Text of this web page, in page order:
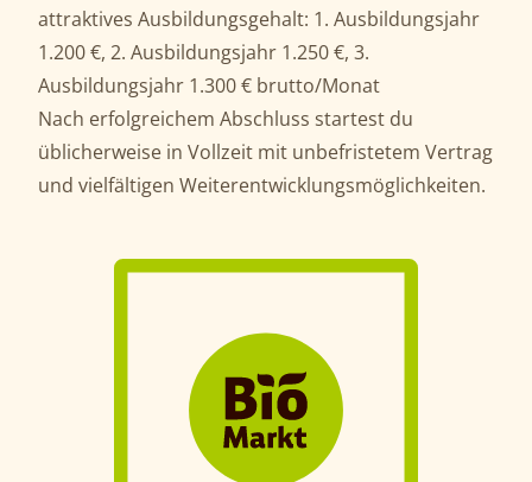
attraktives Ausbildungsgehalt: 1. Ausbildungsjahr
1.200 €, 2. Ausbildungsjahr 1.250 €, 3.
Ausbildungsjahr 1.300 € brutto/Monat
Nach erfolgreichem Abschluss startest du
üblicherweise in Vollzeit mit unbefristetem Vertrag
und vielfältigen Weiterentwicklungsmöglichkeiten.